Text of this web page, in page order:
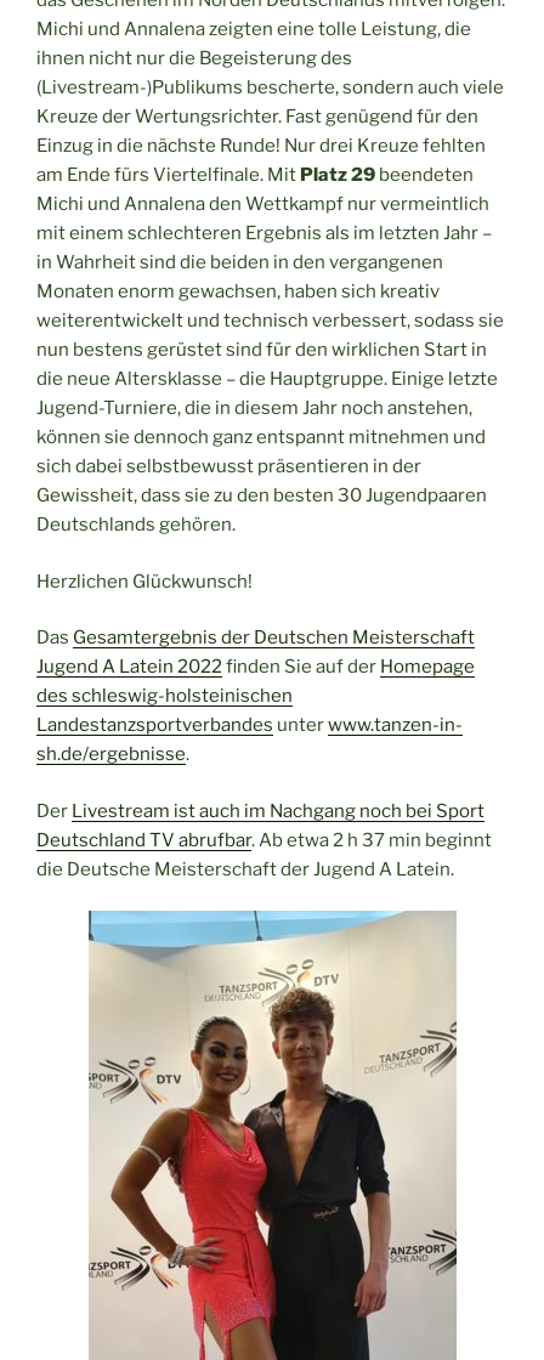
Michi und Annalena zeigten eine tolle Leistung, die
ihnen nicht nur die Begeisterung des
(Livestream-)Publikums bescherte, sondern auch viele
Kreuze der Wertungsrichter. Fast genügend für den
Einzug in die nächste Runde! Nur drei Kreuze fehlten
am Ende fürs Viertelfinale. Mit Platz 29 beendeten
Michi und Annalena den Wettkampf nur vermeintlich
mit einem schlechteren Ergebnis als im letzten Jahr –
in Wahrheit sind die beiden in den vergangenen
Monaten enorm gewachsen, haben sich kreativ
weiterentwickelt und technisch verbessert, sodass sie
nun bestens gerüstet sind für den wirklichen Start in
die neue Altersklasse – die Hauptgruppe. Einige letzte
Jugend-Turniere, die in diesem Jahr noch anstehen,
können sie dennoch ganz entspannt mitnehmen und
sich dabei selbstbewusst präsentieren in der
Gewissheit, dass sie zu den besten 30 Jugendpaaren
Deutschlands gehören.
Herzlichen Glückwunsch!
Das Gesamtergebnis der Deutschen Meisterschaft
Jugend A Latein 2022finden Sie auf der Homepage
des schleswig-holsteinischen
Landestanzsportverbandes unterwww.tanzen-in-
sh.de/ergebnisse.
Der Livestream ist auch im Nachgang noch bei Sport
Deutschland TV abrufbar. Ab etwa 2 h 37 min beginnt
die Deutsche Meisterschaft der Jugend A Latein.